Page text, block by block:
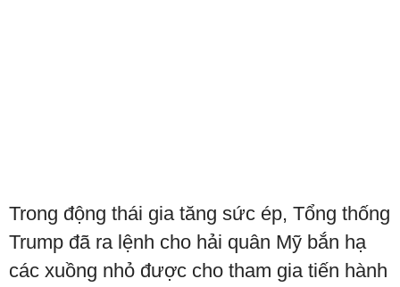
Trong động thái gia tăng sức ép, Tổng thống
Trump đã ra lệnh cho hải quân Mỹ bắn hạ
các xuồng nhỏ được cho tham gia tiến hành